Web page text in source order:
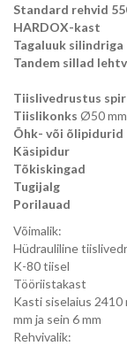
Standard rehvid
HARDOX-kast
Tagaluuk silindriga
Tandem sillad
Tiislivedrustus
Tiislikonks Ø50 mm
Õhk- või õlipidurid
Käsipidur
Tõkiskingad
Tugijalg
Porilauad
Võimalik:
Hüdrauliline
K-80 tiisel
Tööriistakast
Kasti siselaius
mm ja sein 6 mm
Rehvivalik: